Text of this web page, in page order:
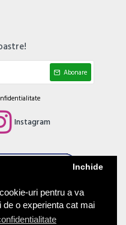
uri pentru a va
de o experienta cat mai
Inchide
Abonare
Instagram